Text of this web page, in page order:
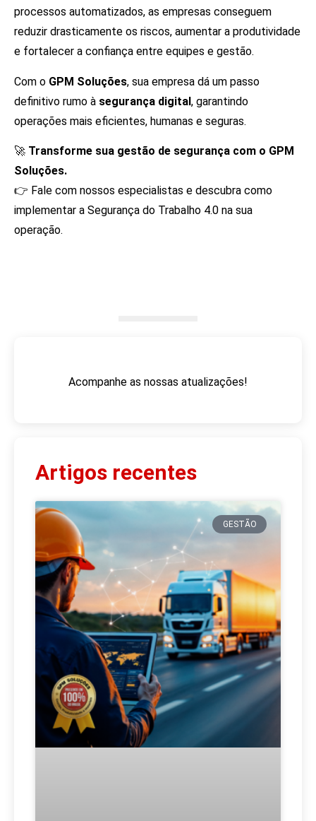
processos automatizados, as empresas conseguem
reduzir drasticamente os riscos, aumentar a produtividade
e fortalecer a confiança entre equipes e gestão.
Com o GPM Soluções, sua empresa dá um passo
definitivo rumo à segurança digital, garantindo
operações mais eficientes, humanas e seguras.
🚀 Transforme sua gestão de segurança com o GPM
Soluções.
👉 Fale com nossos especialistas e descubra como
implementar a Segurança do Trabalho 4.0 na sua
operação.
Acompanhe as nossas atualizações!
Artigos recentes
GESTÃO